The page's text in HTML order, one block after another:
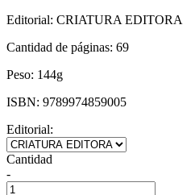
Editorial: CRIATURA EDITORA
Cantidad de páginas: 69
Peso: 144g
ISBN: 9789974859005
Editorial:
Cantidad
-